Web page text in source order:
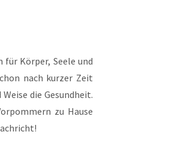
für Körper, Seele und
nach kurzer Zeit
die Gesundheit.
zu Hause